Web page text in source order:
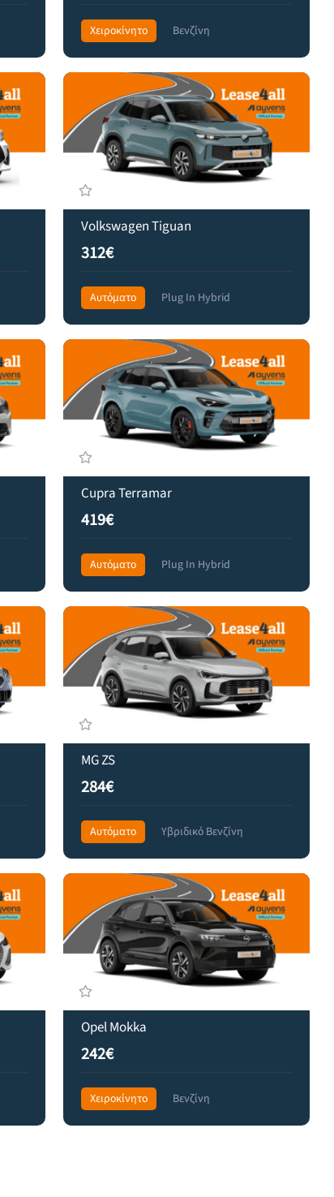
Χειροκίνητο
Βενζίνη
Front Wheel Drive
285€
Volkswagen Tiguan
312€
Αυτόματο
Plug In Hybrid
Front Wheel Drive
589€
Cupra Terramar
419€
Αυτόματο
Plug In Hybrid
Front Wheel Drive
589€
MG ZS
284€
Αυτόματο
Υβριδικό Βενζίνη
Front Wheel Drive
379€
Opel Mokka
242€
Χειροκίνητο
Βενζίνη
Front Wheel Drive
329€